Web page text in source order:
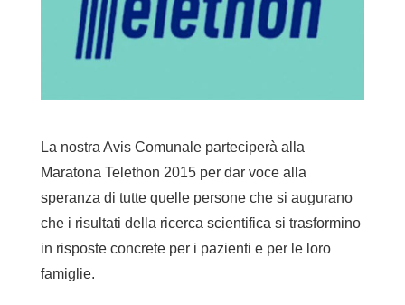
La nostra Avis Comunale parteciperà alla
Maratona Telethon 2015 per dar voce alla
speranza di tutte quelle persone che si augurano
che i risultati della ricerca scientifica si trasformino
in risposte concrete per i pazienti e per le loro
famiglie.